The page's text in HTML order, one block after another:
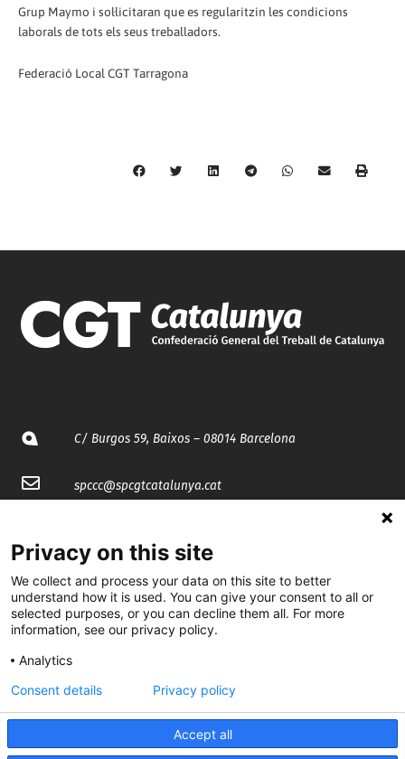
Grup Maymo i sol·licitaran que es regularitzin les condicions
laborals de tots els seus treballadors.
Federació Local CGT Tarragona
C/ Burgos 59, Baixos – 08014 Barcelona
spccc@spcgtcatalunya.cat
@CGTCatalunya
cgtcatalunya
cgtcatalunya
Privacy on this site
We collect and process your data on this site to better
understand how it is used. You can give your consent to all or
selected purposes, or you can decline them all. For more
information, see our privacy policy.
Analytics
Accept all
Consent details Privacy policy